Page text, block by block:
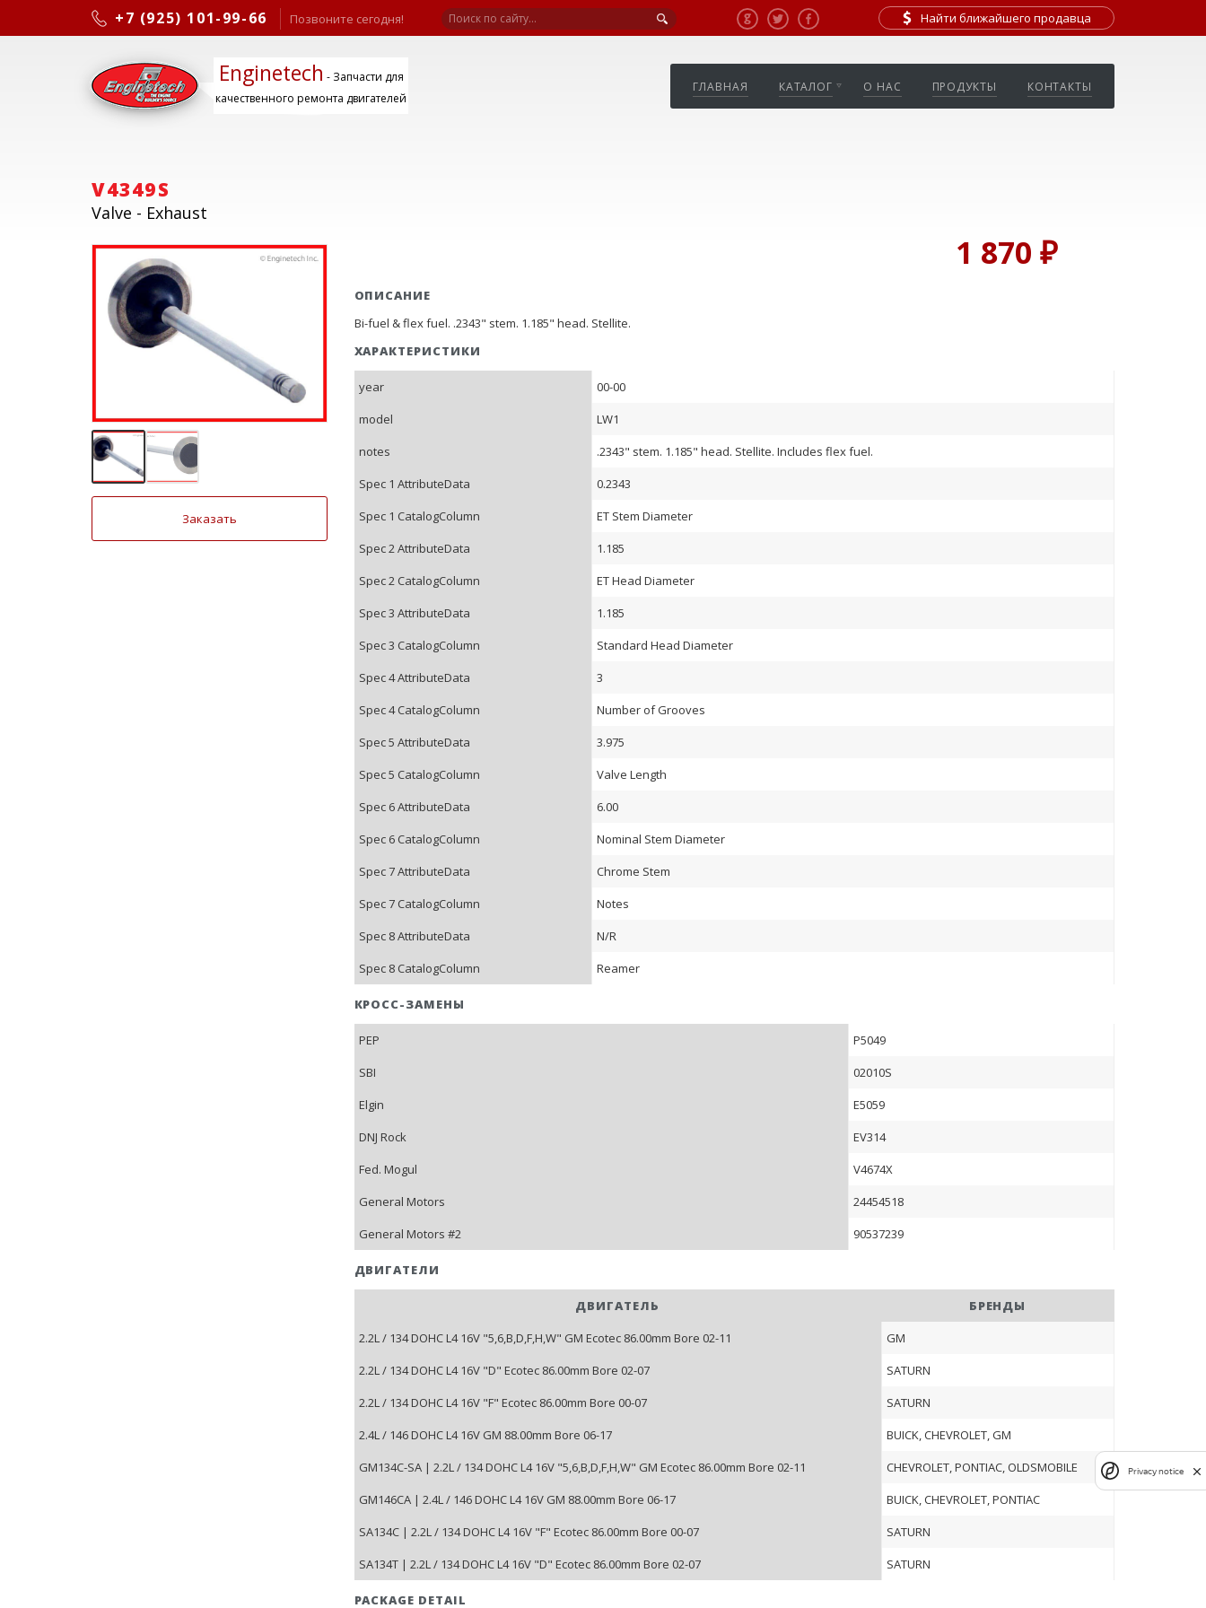
+7 (925) 101-99-66 Позвоните сегодня! Найти ближайшего продавца
Enginetech - Запчасти для
качественного ремонта двигателей
ГЛАВНАЯ КАТАЛОГ О НАС ПРОДУКТЫ КОНТАКТЫ
V4349S
Valve - Exhaust
Заказать
1 870 ₽
ОПИСАНИЕ
Bi-fuel & flex fuel. .2343" stem. 1.185" head. Stellite.
ХАРАКТЕРИСТИКИ
year
00-00
model
LW1
notes
.2343" stem. 1.185" head. Stellite. Includes flex fuel.
Spec 1 AttributeData
0.2343
Spec 1 CatalogColumn
ET Stem Diameter
Spec 2 AttributeData
1.185
Spec 2 CatalogColumn
ET Head Diameter
Spec 3 AttributeData
1.185
Spec 3 CatalogColumn
Standard Head Diameter
Spec 4 AttributeData
3
Spec 4 CatalogColumn
Number of Grooves
Spec 5 AttributeData
3.975
Spec 5 CatalogColumn
Valve Length
Spec 6 AttributeData
6.00
Spec 6 CatalogColumn
Nominal Stem Diameter
Spec 7 AttributeData
Chrome Stem
Spec 7 CatalogColumn
Notes
Spec 8 AttributeData
N/R
Spec 8 CatalogColumn
Reamer
КРОСС-ЗАМЕНЫ
PEP
P5049
SBI
02010S
Elgin
E5059
DNJ Rock
EV314
Fed. Mogul
V4674X
General Motors
24454518
General Motors #2
90537239
ДВИГАТЕЛИ
ДВИГАТЕЛЬ
БРЕНДЫ
2.2L / 134 DOHC L4 16V "5,6,B,D,F,H,W" GM Ecotec 86.00mm Bore 02-11
GM
2.2L / 134 DOHC L4 16V "D" Ecotec 86.00mm Bore 02-07
SATURN
2.2L / 134 DOHC L4 16V "F" Ecotec 86.00mm Bore 00-07
SATURN
2.4L / 146 DOHC L4 16V GM 88.00mm Bore 06-17
BUICK, CHEVROLET, GM
GM134C-SA | 2.2L / 134 DOHC L4 16V "5,6,B,D,F,H,W" GM Ecotec 86.00mm Bore 02-11
CHEVROLET, PONTIAC, OLDSMOBILE
GM146CA | 2.4L / 146 DOHC L4 16V GM 88.00mm Bore 06-17
BUICK, CHEVROLET, PONTIAC
SA134C | 2.2L / 134 DOHC L4 16V "F" Ecotec 86.00mm Bore 00-07
SATURN
SA134T | 2.2L / 134 DOHC L4 16V "D" Ecotec 86.00mm Bore 02-07
SATURN
PACKAGE DETAIL
Privacy notice